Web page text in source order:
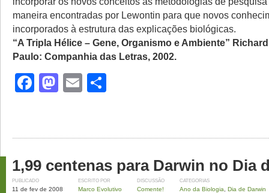
maneira encontradas por Lewontin para que novos
incorporados à estrutura das explicações biológicas.
“A Tripla Hélice – Gene, Organismo e Ambiente”
Paulo: Companhia das Letras, 2002.
Facebook
Mastodon
Email
1,99 centenas para Darwin no Dia
PUBLICADO
11 de fev de 2008
ESCRITO POR
Marco Evolutivo
DISCUSSÃO
Comente!
CATEGORIAS
Ano da Biologia Dia de Darwin